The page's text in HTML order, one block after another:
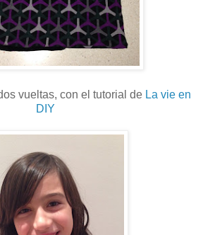
vueltas, con el tutorial de La vie en
DIY